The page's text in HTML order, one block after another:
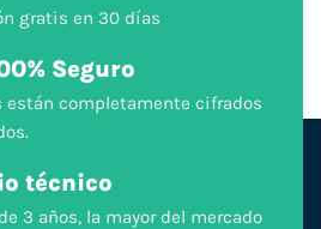
gratis en 30 días
Seguro
están completamente cifrados
técnico
3 años, la mayor del mercado